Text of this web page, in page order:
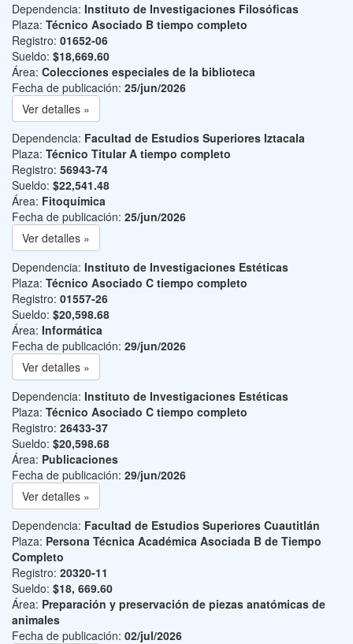
Dependencia: Instituto de Investigaciones Filosóficas
Plaza: Técnico Asociado B tiempo completo
Registro: 01652-06
Sueldo: $18,669.60
Área: Colecciones especiales de la biblioteca
Fecha de publicación: 25/jun/2026
Ver detalles »
Dependencia: Facultad de Estudios Superiores Iztacala
Plaza: Técnico Titular A tiempo completo
Registro: 56943-74
Sueldo: $22,541.48
Área: Fitoquímica
Fecha de publicación: 25/jun/2026
Ver detalles »
Dependencia: Instituto de Investigaciones Estéticas
Plaza: Técnico Asociado C tiempo completo
Registro: 01557-26
Sueldo: $20,598.68
Área: Informática
Fecha de publicación: 29/jun/2026
Ver detalles »
Dependencia: Instituto de Investigaciones Estéticas
Plaza: Técnico Asociado C tiempo completo
Registro: 26433-37
Sueldo: $20,598.68
Área: Publicaciones
Fecha de publicación: 29/jun/2026
Ver detalles »
Dependencia: Facultad de Estudios Superiores Cuautitlán
Plaza: Persona Técnica Académica Asociada B de Tiempo
Completo
Registro: 20320-11
Sueldo: $18, 669.60
Área: Preparación y preservación de piezas anatómicas de
animales
Fecha de publicación: 02/jul/2026